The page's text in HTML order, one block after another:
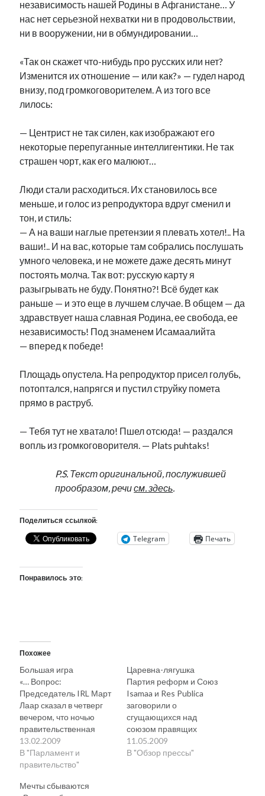
независимость нашей Родины в Афганистане… У
нас нет серьезной нехватки ни в продовольствии,
ни в вооружении, ни в обмундировании…
«Так он скажет что-нибудь про русских или нет?
Изменится их отношение — или как?» — гудел народ
внизу, под громкоговорителем. А из того все
лилось:
— Центрист не так силен, как изображают его
некоторые перепуганные интеллигентики. Не так
страшен чорт, как его малюют…
Люди стали расходиться. Их становилось все
меньше, и голос из репродуктора вдруг сменил и
тон, и стиль:
— А на ваши наглые претензии я плевать хотел!.. На
ваши!.. И на вас, которые там собрались послушать
умного человека, и не можете даже десять минут
постоять молча. Так вот: русскую карту я
разыгрывать не буду. Понятно?! Всё будет как
раньше — и это еще в лучшем случае. В общем — да
здравствует наша славная Родина, ее свобода, ее
независимость! Под знаменем Исамаалийта
— вперед к победе!
Площадь опустела. На репродуктор присел голубь,
потоптался, напрягся и пустил струйку помета
прямо в раструб.
— Тебя тут не хватало! Пшел отсюда! — раздался
вопль из громкоговорителя. — Plats puhtaks!
P.S. Текст оригинальной, послужившей
прообразом, речисм. здесь.
Поделиться ссылкой:
Telegram Печать
Понравилось это:
Похожее
Большая игра
«… Вопрос:
Председатель IRL Март
Лаар сказал в четверг
вечером, что ночью
правительственная
коалиция на час
распалась. Что
случилось? Падар: Я не
драматично. Но ясно,
13.02.2009
В "Парламент и
правительство"
Царевна-лягушка
Партия реформ и Союз
Isamaa и Res Publica
заговорили о
сгущающихся над
союзом правящих
партий тучах. По
мнению политиков,
11.05.2009
В "Обзор прессы"
Мечты сбываются